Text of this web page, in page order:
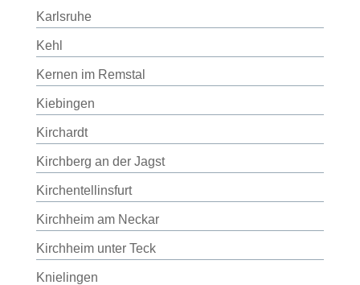
Karlsruhe
Kehl
Kernen im Remstal
Kiebingen
Kirchardt
Kirchberg an der Jagst
Kirchentellinsfurt
Kirchheim am Neckar
Kirchheim unter Teck
Knielingen